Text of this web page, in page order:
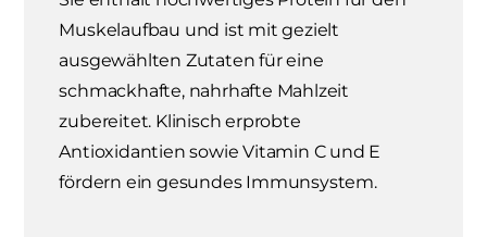
Muskelaufbau und ist mit gezielt
ausgewählten Zutaten für eine
schmackhafte, nahrhafte Mahlzeit
zubereitet. Klinisch erprobte
Antioxidantien sowie Vitamin C und E
fördern ein gesundes Immunsystem.